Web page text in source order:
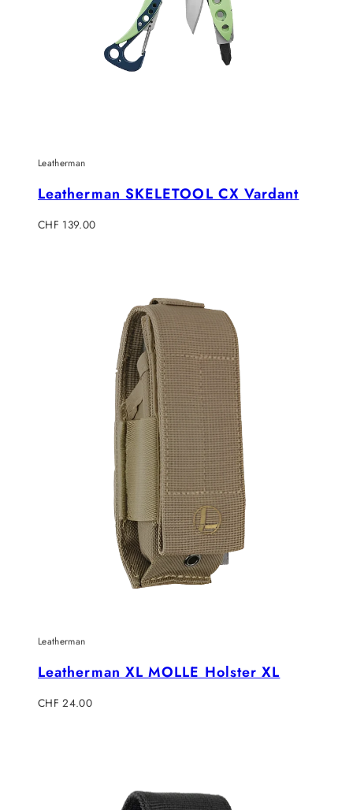
Leatherman
Leatherman SKELETOOL CX Vardant
Regulärer
CHF 139.00
Leatherman
Leatherman XL MOLLE Holster XL
Regulärer
CHF 24.00